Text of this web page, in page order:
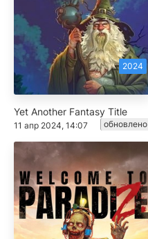
2024
Yet Another Fantasy Title
11 апр 2024, 14:07 обновлено